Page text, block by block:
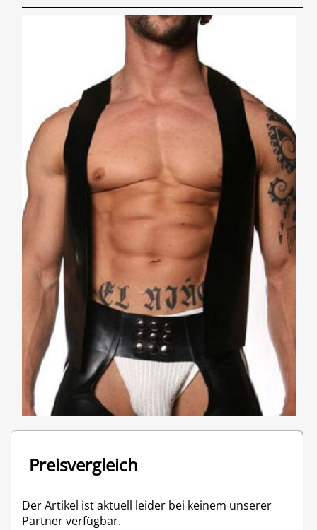
Preisvergleich
Der Artikel ist aktuell leider bei keinem unserer
Partner verfügbar.